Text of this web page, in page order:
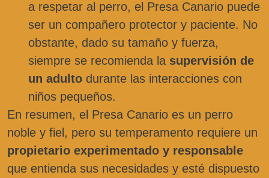
a respetar al perro, el Presa Canario puede
ser un compañero protector y paciente. No
obstante, dado su tamaño y fuerza,
siempre se recomienda la supervisión de
un adulto durante las interacciones con
niños pequeños.
En resumen, el Presa Canario es un perro
noble y fiel, pero su temperamento requiere un
propietario experimentado y responsable
que entienda sus necesidades y esté dispuesto